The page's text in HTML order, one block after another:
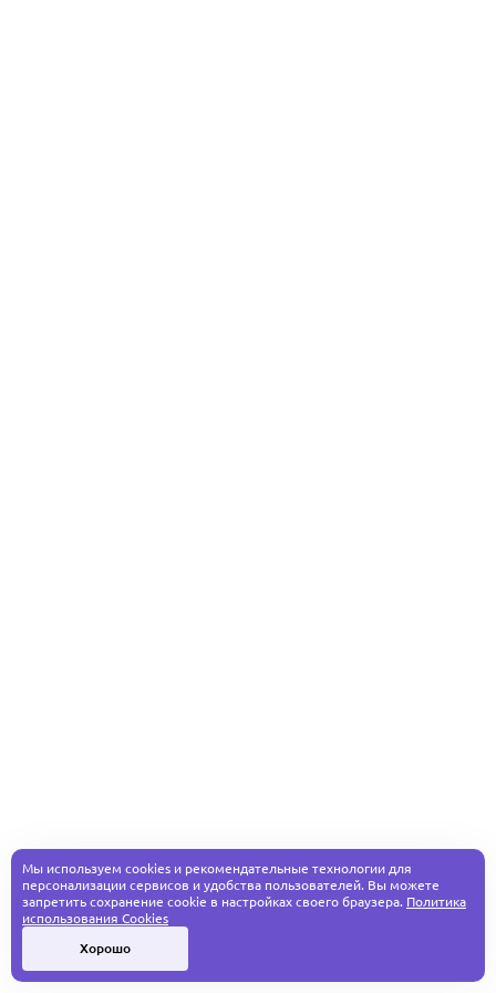
Мы используем cookies и рекомендательные технологии для
персонализации сервисов и удобства пользователей. Вы можете
запретить сохранение cookie в настройках своего браузера. Политика
использования Cookies
Хорошо